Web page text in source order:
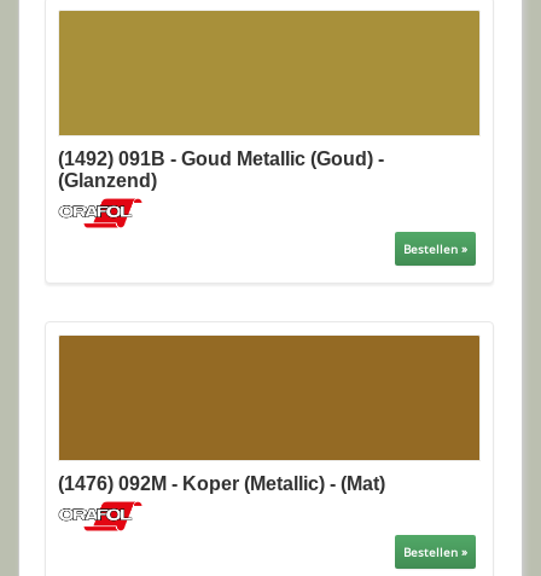
(1492) 091B - Goud Metallic (Goud) -
(Glanzend)
Bestellen »
(1476) 092M - Koper (Metallic) - (Mat)
Bestellen »